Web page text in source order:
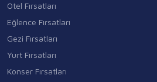
Otel Fırsatları
Eğlence Fırsatları
Gezi Fırsatları
Yurt Fırsatları
Konser Fırsatları